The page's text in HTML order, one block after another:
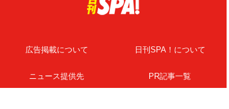
広告掲載について 日刊SPA！について
ニュース提供先 PR記事一覧